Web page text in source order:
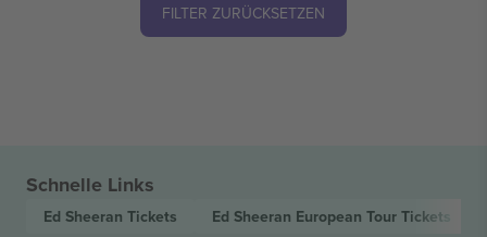
FILTER ZURÜCKSETZEN
Schnelle Links
Ed Sheeran Tickets Ed Sheeran European Tour Tickets